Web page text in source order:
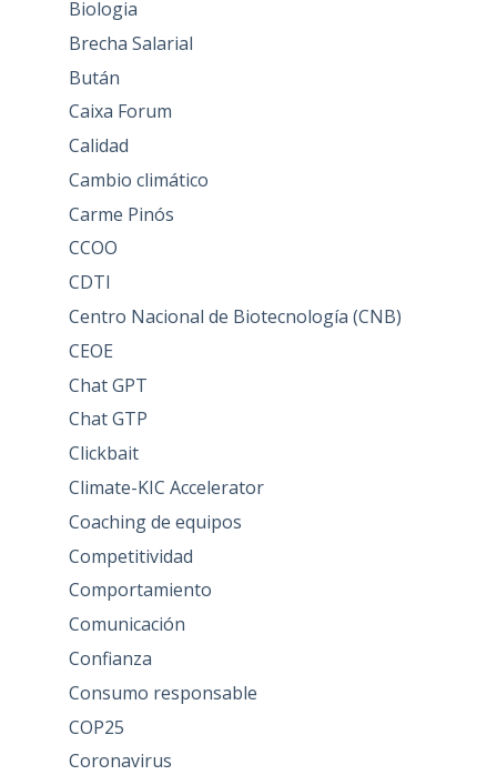
Biologia
Brecha Salarial
Bután
Caixa Forum
Calidad
Cambio climático
Carme Pinós
CCOO
CDTI
Centro Nacional de Biotecnología (CNB)
CEOE
Chat GPT
Chat GTP
Clickbait
Climate-KIC Accelerator
Coaching de equipos
Competitividad
Comportamiento
Comunicación
Confianza
Consumo responsable
COP25
Coronavirus